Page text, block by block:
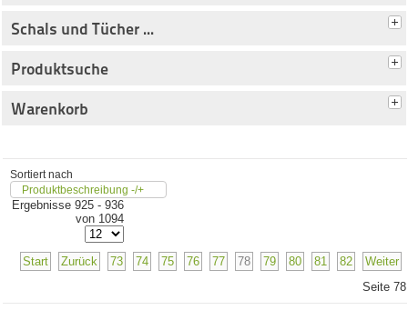
Schals und Tücher ...
Produktsuche
Warenkorb
Sortiert nach
Produktbeschreibung -/+
Ergebnisse 925 - 936
von 1094
Start Zurück 73 74 75 76 77 78 79 80 81 82
Weiter
Seite